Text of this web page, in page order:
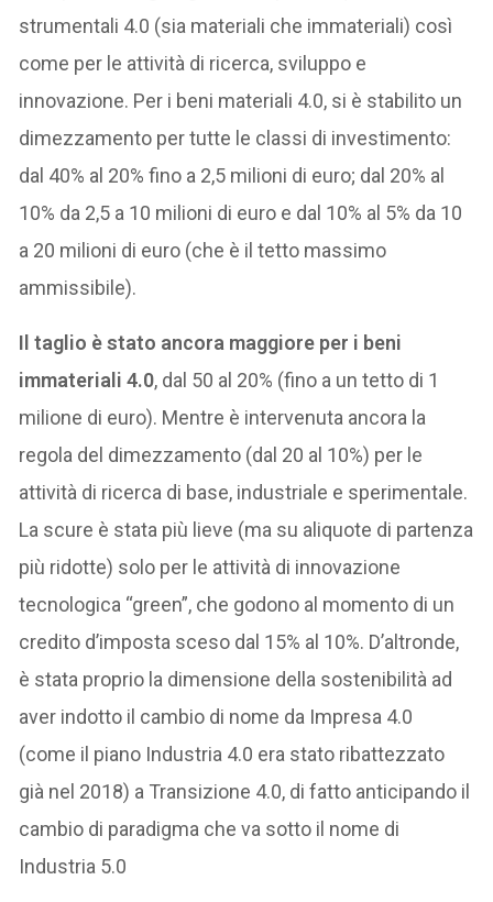
strumentali 4.0 (sia materiali che immateriali) così
come per le attività di ricerca, sviluppo e
innovazione. Per i beni materiali 4.0, si è stabilito un
dimezzamento per tutte le classi di investimento:
dal 40% al 20% fino a 2,5 milioni di euro; dal 20% al
10% da 2,5 a 10 milioni di euro e dal 10% al 5% da 10
a 20 milioni di euro (che è il tetto massimo
ammissibile).
Il taglio è stato ancora maggiore per i beni
immateriali 4.0, dal 50 al 20% (fino a un tetto di 1
milione di euro). Mentre è intervenuta ancora la
regola del dimezzamento (dal 20 al 10%) per le
attività di ricerca di base, industriale e sperimentale.
La scure è stata più lieve (ma su aliquote di partenza
più ridotte) solo per le attività di innovazione
tecnologica “green”, che godono al momento di un
credito d’imposta sceso dal 15% al 10%. D’altronde,
è stata proprio la dimensione della sostenibilità ad
aver indotto il cambio di nome da Impresa 4.0
(come il piano Industria 4.0 era stato ribattezzato
già nel 2018) a Transizione 4.0, di fatto anticipando il
cambio di paradigma che va sotto il nome di
Industria 5.0